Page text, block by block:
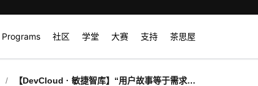
Programs 社区 学堂 大赛 支持 茶思屋
/
【DevCloud · 敏捷智库】“用户故事等于需求说